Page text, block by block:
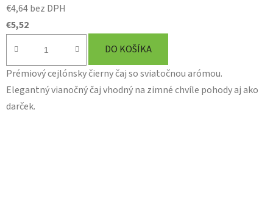
€4,64 bez DPH
€5,52
DO KOŠÍKA
Prémiový cejlónsky čierny čaj so sviatočnou arómou.
Elegantný vianočný čaj vhodný na zimné chvíle pohody aj ako
darček.